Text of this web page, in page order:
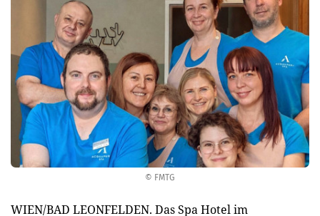
© FMTG
WIEN/BAD LEONFELDEN. Das Spa Hotel im